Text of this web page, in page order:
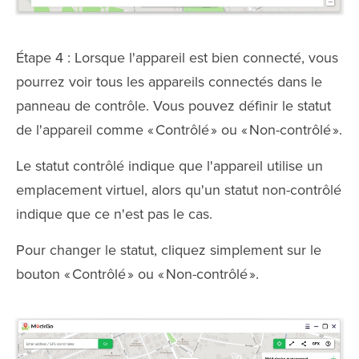
Étape 4 : Lorsque l'appareil est bien connecté, vous
pourrez voir tous les appareils connectés dans le
panneau de contrôle. Vous pouvez définir le statut
de l'appareil comme « Contrôlé » ou « Non-contrôlé ».
Le statut contrôlé indique que l'appareil utilise un
emplacement virtuel, alors qu'un statut non-contrôlé
indique que ce n'est pas le cas.
Pour changer le statut, cliquez simplement sur le
bouton « Contrôlé » ou « Non-contrôlé ».